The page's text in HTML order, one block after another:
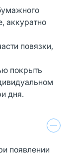
аккуратно
повязки,
покрыть
дня.
появлении